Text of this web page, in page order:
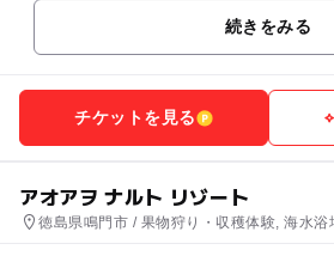
続きをみる
チケットを見る
アオアヲ ナルト リゾート
徳島県鳴門市 / 果物狩り・収穫体験, 海水